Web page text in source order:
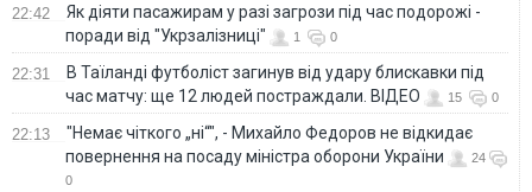
22:42
Як діяти пасажирам у разі загрози під час подорожі -
поради від "Укрзалізниці"
1 0
22:31
В Таїланді футболіст загинув від удару блискавки під
час матчу: ще 12 людей постраждали. ВІДЕО
15 0
22:13
"Немає чіткого „ні“", - Михайло Федоров не відкидає
повернення на посаду міністра оборони України
24
0